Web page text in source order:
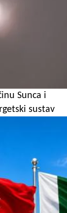
Sunca i
sustav